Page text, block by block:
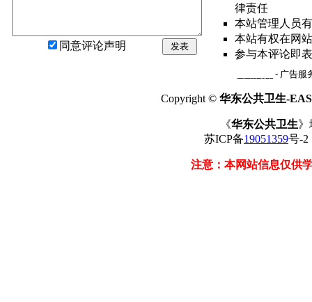
同意评论声明 发表
律责任
本站管理人员
本站有权在网
参与本评论即
- 广告服
Copyright © 华东公共卫生-
《华东公共卫生》
苏ICP备19051359号-
注意：本网站信息仅供